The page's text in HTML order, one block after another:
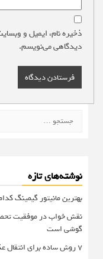
ذخیره نام، ایمیل و
دیدگاهی می‌نویسم.
برای:
نوشته‌های تازه
بهترین مانیتور گیمینگ کدام
نقش خواب در موفقیت
گوشی است
۷ روش ساده برای انتقال عکس‌ها بدون افت کیفیت